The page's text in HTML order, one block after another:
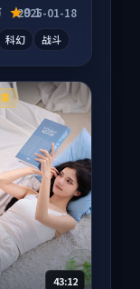
值得二刷回
9.1
2025-01-18
科幻 战斗
43:12